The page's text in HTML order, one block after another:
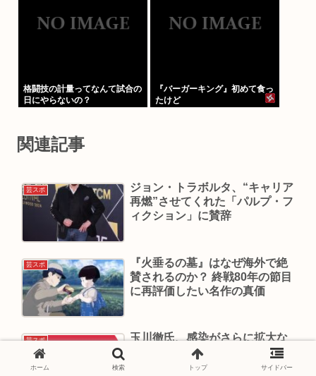
格闘技の計量ってなんて試合の
日にやらないの？
『バーガーキング』初めて食っ
たけど
関連記事
芸スポ
ジョン・トラボルタ、“キャリア
再燃”させてくれた「パルプ・フ
ィクション」に賛辞
芸スポ
『火垂るの墓』はなぜ海外で絶
賛されるのか？ 終戦80年の節目
に再評価したい名作の真価
芸スポ
玉川徹氏、感染がさらに拡大な
ら「僕もテレワークに踏み切ろ
うと思っています」
ホーム 検索 トップ サイドバー